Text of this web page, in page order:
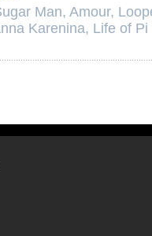
Man, Amour,
Karenina, Life of Pi